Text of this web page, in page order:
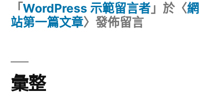
「 WordPress 示範留言者 」於〈網
站第一篇文章〉發佈留言
彙整